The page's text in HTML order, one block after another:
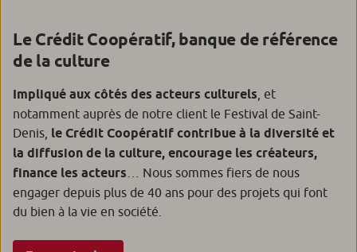
Le Crédit Coopératif, banque de référence
de la culture
Impliqué aux côtés des acteurs culturels , et
notamment auprès de notre client le Festival de Saint-
Denis, le Crédit Coopératif contribue à la diversité et
la diffusion de la culture, encourage les créateurs,
finance les acteurs … Nous sommes fiers de nous
engager depuis plus de 40 ans pour des projets qui font
du bien à la vie en société.